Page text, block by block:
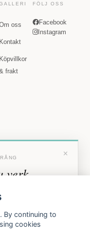
oss
Kontakt
Köpvillkor
frakt
FÖLJ OSS
Facebook
Instagram
×
verk
vi annonserar
By continuing to
cookies